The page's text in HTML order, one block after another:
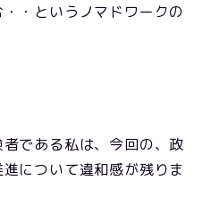
・というノマドワークの
である私は、今回の、政
について違和感が残りま